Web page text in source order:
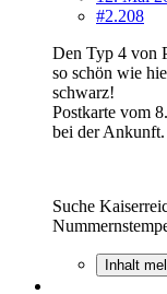
#2.208
Den Typ 4 von
so schön wie
schwarz!
Postkarte vom
bei der Ankunft.
Suche
Inhalt